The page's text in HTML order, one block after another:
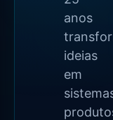
anos
ideias
em